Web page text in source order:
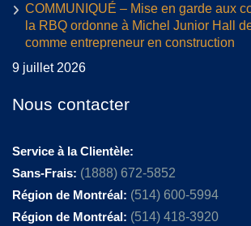
COMMUNIQUÉ – Mise en garde aux
la RBQ ordonne à Michel Junior Hall
comme entrepreneur en construction
9 juillet 2026
Nous contacter
Service à la Clientèle:
Sans-Frais: (1888) 672-5852
Région de Montréal: (514) 600-5994
Région de Montréal: (514) 418-3920